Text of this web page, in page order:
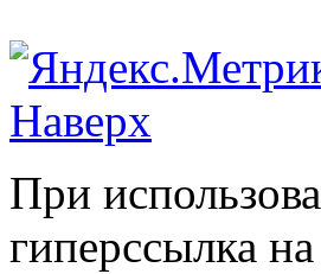
Наверх
При
гиперссылка